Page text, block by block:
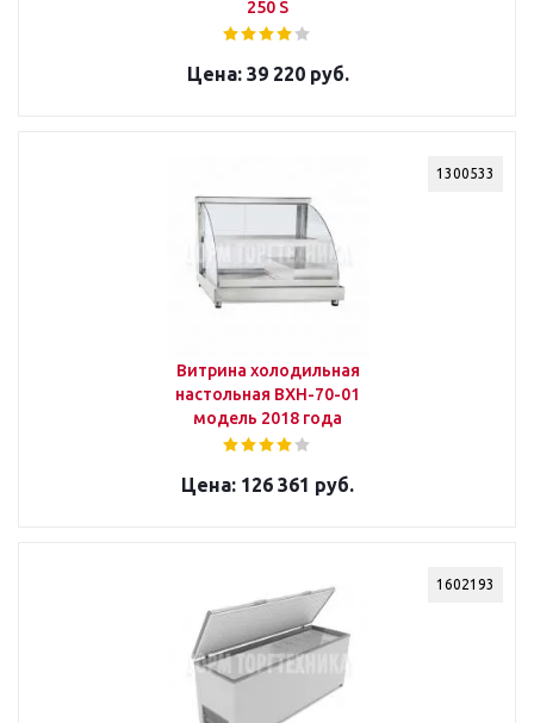
250 S
39 220 руб.
1300533
Витрина холодильная
настольная ВХН-70-01
модель 2018 года
126 361 руб.
1602193